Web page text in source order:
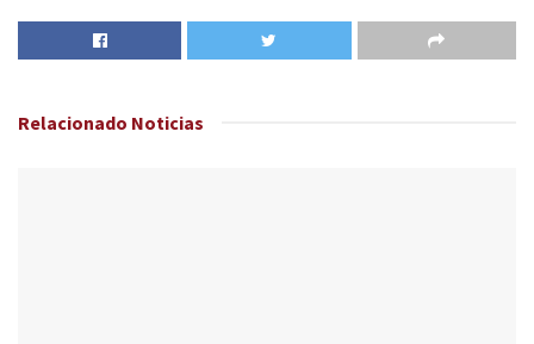
Relacionado Noticias